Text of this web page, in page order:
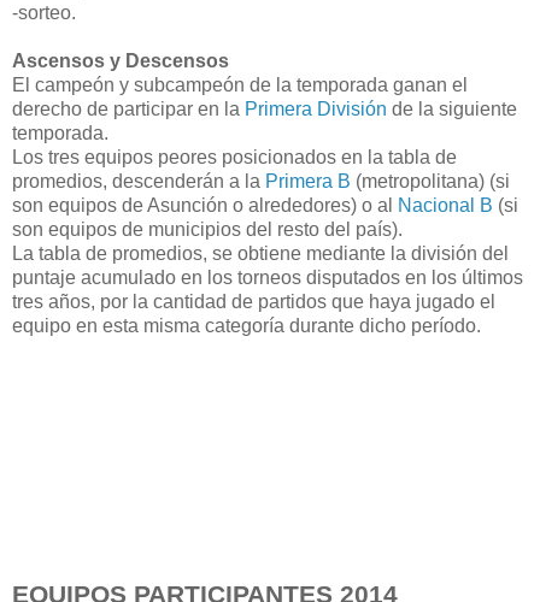
-sorteo.
Ascensos y Descensos
El campeón y subcampeón de la temporada ganan el
derecho de participar en la Primera División de la siguiente
temporada.
Los tres equipos peores posicionados en la tabla de
promedios, descenderán a la Primera B (metropolitana) (si
son equipos de Asunción o alrededores) o al
Nacional B (si
son equipos de municipios del resto del país).
La tabla de promedios, se obtiene mediante la división del
puntaje acumulado en los torneos disputados en los últimos
tres años, por la cantidad de partidos que haya jugado el
equipo en esta misma categoría durante dicho período.
EQUIPOS PARTICIPANTES 2014